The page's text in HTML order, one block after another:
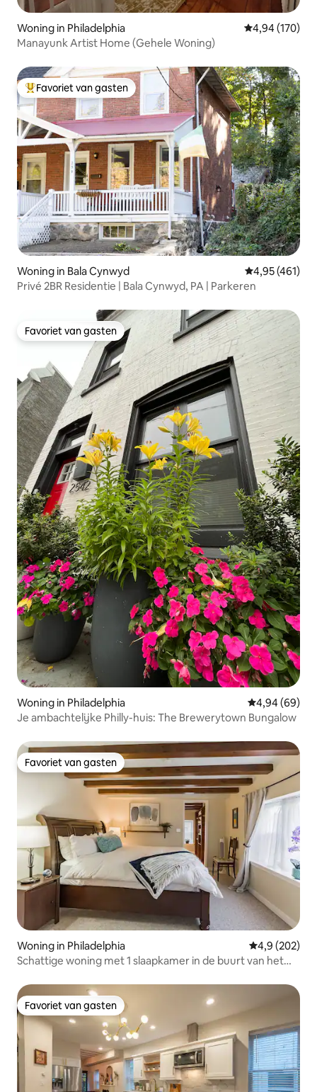
Woning in Philadelphia Gemiddelde
4,94 (170)
Manayunk Artist Home (Gehele Woning)
Topfavoriet van gasten
Favoriet van gasten
Woning in Bala Cynwyd Gemiddelde
4,95 (461)
Privé 2BR Residentie | Bala Cynwyd, PA | Parkeren
Favoriet van gasten
Favoriet van gasten
Woning in Philadelphia Gemiddelde
4,94 (69)
Je ambachtelijke Philly-huis: The Brewerytown Bungalow
Favoriet van gasten
Favoriet van gasten
Woning in Philadelphia Gemiddelde
4,9 (202)
Schattige woning met 1 slaapkamer in de buurt van het
Favoriet van gasten
Favoriet van gasten